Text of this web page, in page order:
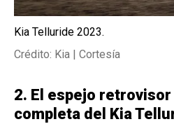
Kia Telluride 2023.
Crédito: Kia | Cortesía
2. El espejo
completa del Kia